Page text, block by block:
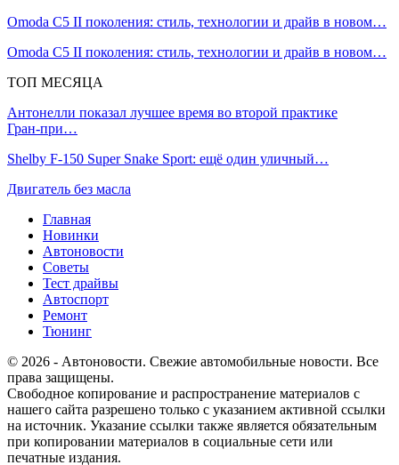
Omoda C5 II поколения: стиль, технологии и драйв в новом…
Omoda C5 II поколения: стиль, технологии и драйв в новом…
ТОП МЕСЯЦА
Антонелли показал лучшее время во второй практике
Гран‑при…
Shelby F-150 Super Snake Sport: ещё один уличный…
Двигатель без масла
Главная
Новинки
Автоновости
Советы
Тест драйвы
Автоспорт
Ремонт
Тюнинг
© 2026 - Автоновости. Свежие автомобильные новости. Все
права защищены.
Свободное копирование и распространение материалов с
нашего сайта разрешено только с указанием активной ссылки
на источник. Указание ссылки также является обязательным
при копировании материалов в социальные сети или
печатные издания.